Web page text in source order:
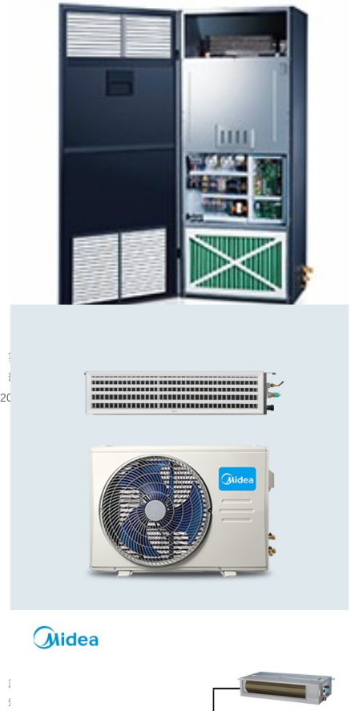
实验室的实验数据可靠性、精密仪器运行状态，与室内温湿度环境密切相关。外
部气候变换、室内设备散热、人员操作，都会带来环境参数的变化，普通空...
2026-08-10 08:58:35
武汉大量建成年代较早的楼宇分布在老城片区，涵盖办公、商业以及部分居住建
筑。不少旧楼原有降温取暖设备老化，室内温控体验有限，很多业主会考虑...